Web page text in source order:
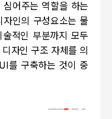
어주는 역할을 하는
자인의 구성요소는 물
적인 부분까지 모두
자인 구조 자체를 의
UI를 구축하는 것이 중